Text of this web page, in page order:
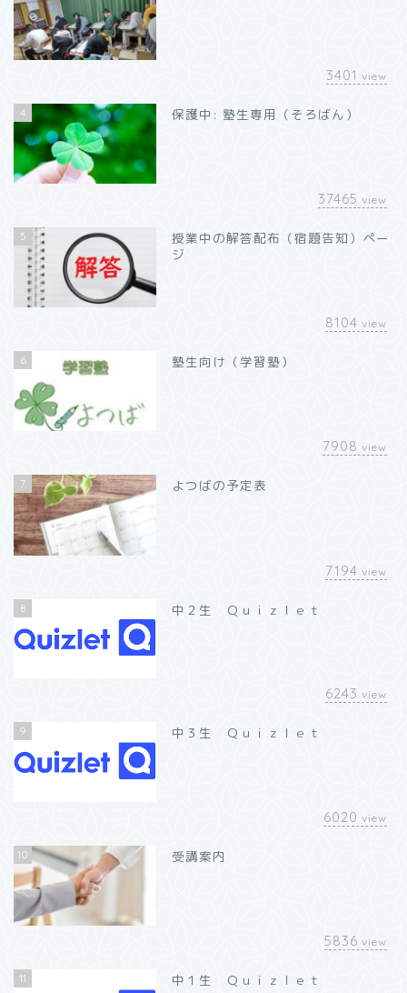
3401 view
4 保護中: 塾生専用（そろばん）
37465 view
5
授業中の解答配布（宿題告知）ペー
ジ
8104 view
6 塾生向け（学習塾）
7908 view
7 よつばの予定表
7194 view
8 中２生 Ｑｕｉｚｌｅｔ
6243 view
9 中３生 Ｑｕｉｚｌｅｔ
6020 view
10 受講案内
5836 view
11 中１生 Ｑｕｉｚｌｅｔ